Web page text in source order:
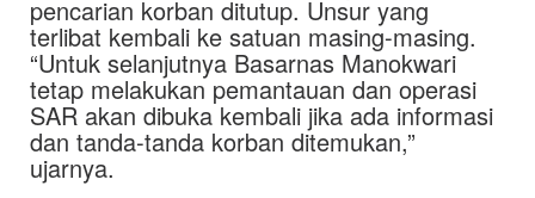
pencarian korban ditutup. Unsur yang
terlibat kembali ke satuan masing-masing.
“Untuk selanjutnya Basarnas Manokwari
tetap melakukan pemantauan dan operasi
SAR akan dibuka kembali jika ada informasi
dan tanda-tanda korban ditemukan,”
ujarnya.